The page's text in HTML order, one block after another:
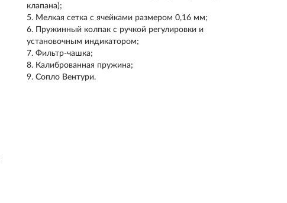
клапана);
Мелкая сетка с ячейками размером 0,16 мм;
Пружинный колпак с ручкой регулировки и
установочным индикатором;
Фильтр-чашка;
Калиброванная пружина;
Сопло Вентури.